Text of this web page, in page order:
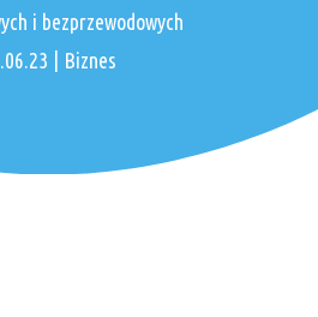
i bezprzewodowych
Biznes